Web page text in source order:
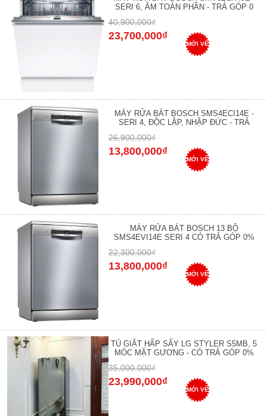
SERI 6, ÂM TOÀN PHẦN - TRẢ GÓP 0
40,900,000₫
23,700,000₫
MỚI VỀ
MÁY RỬA BÁT BOSCH SMS4ECI14E -
SERI 4, ĐỘC LẬP, NHẬP ĐỨC - TRẢ
26,900,000₫
13,800,000₫
MỚI VỀ
MÁY RỬA BÁT BOSCH 13 BỘ
SMS4EVI14E SERI 4 CÓ TRẢ GÓP 0%
22,300,000₫
13,800,000₫
MỚI VỀ
TỦ GIẶT HẤP SẤY LG STYLER S5MB, 5
MÓC MẶT GƯƠNG - CÓ TRẢ GÓP 0%
35,000,000₫
23,990,000₫
MỚI VỀ